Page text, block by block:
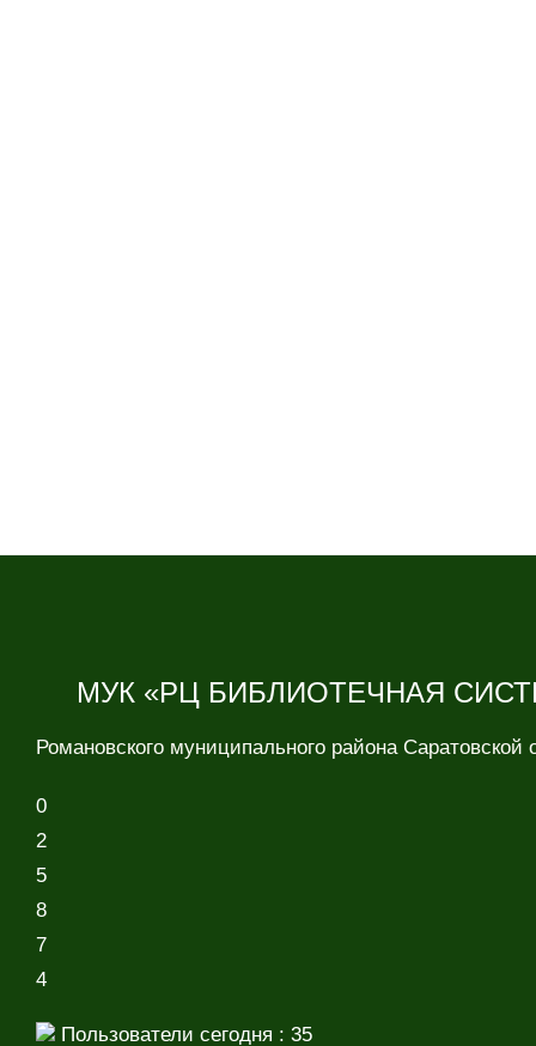
МУК «РЦ БИБЛИОТЕЧНАЯ
Романовского муниципального района Саратовской
0
2
5
8
7
4
Пользователи сегодня : 35